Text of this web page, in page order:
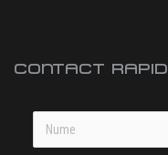
CONTACT RAPID